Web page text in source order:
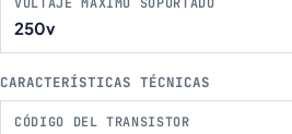
VOLTAJE MÁXIMO SOPORTADO
250v
CARACTERÍSTICAS TÉCNICAS
CÓDIGO DEL TRANSISTOR